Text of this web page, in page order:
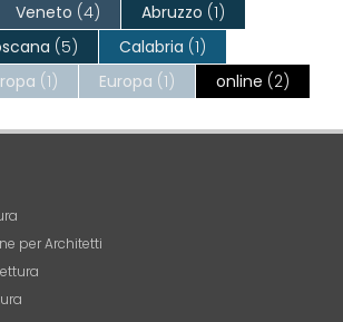
Veneto (4) Abruzzo (1)
(5) Calabria (1)
(1) Europa (1) online (2)
per Architetti